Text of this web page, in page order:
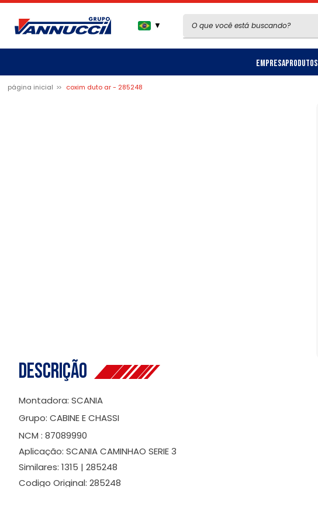
▼
EmpresaProdutos
página inicial coxim duto ar - 285248
Descrição
Montadora: SCANIA
Grupo: CABINE E CHASSI
NCM : 87089990
Aplicação: SCANIA CAMINHAO SERIE 3
Similares: 1315 | 285248
Codigo Original: 285248